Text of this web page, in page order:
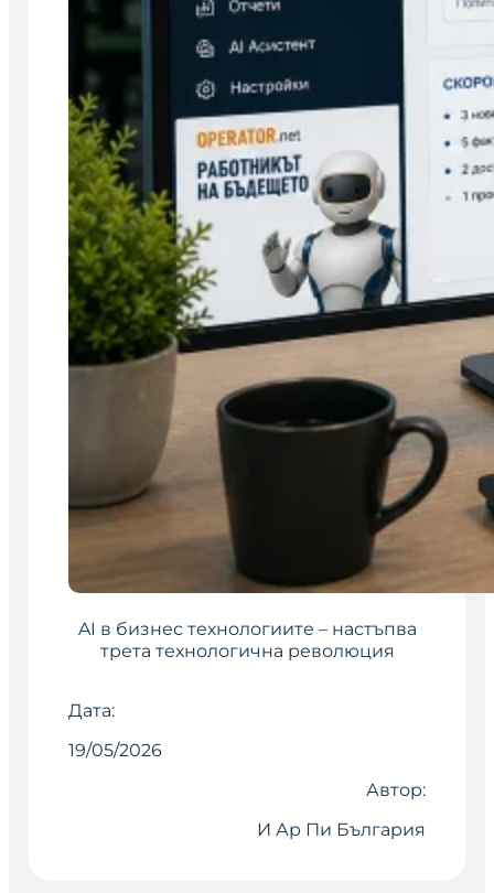
AI в бизнес технологиите – настъпва
трета технологична революция
Дата:
19/05/2026
Автор:
И Ар Пи България